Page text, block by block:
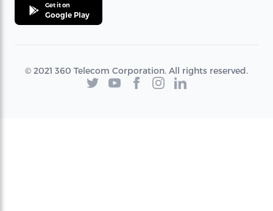
Get it on
Google Play
© 2021 360 Telecom Corporation. All rights reserved.